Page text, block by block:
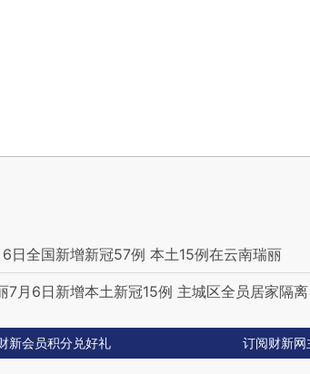
日全国新增新冠57例 本土15例在云南瑞丽
7月6日新增本土新冠15例 主城区全员居家隔离
新会员积分兑好礼 订阅财新网